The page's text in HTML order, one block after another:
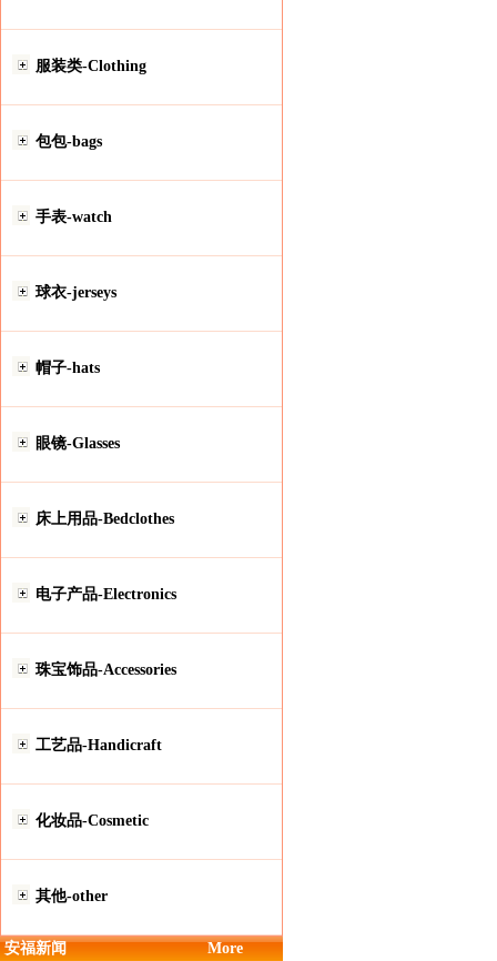
服装类-Clothing
包包-bags
手表-watch
球衣-jerseys
帽子-hats
眼镜-Glasses
床上用品-Bedclothes
电子产品-Electronics
珠宝饰品-Accessories
工艺品-Handicraft
化妆品-Cosmetic
其他-other
安福新闻 More